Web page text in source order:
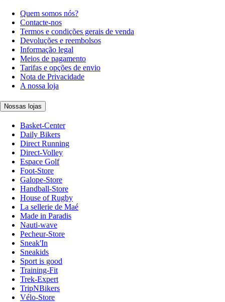
Quem somos nós?
Contacte-nos
Termos e condições gerais de venda
Devoluções e reembolsos
Informação legal
Meios de pagamento
Tarifas e opções de envio
Nota de Privacidade
A nossa loja
Nossas lojas
Basket-Center
Daily Bikers
Direct Running
Direct-Volley
Espace Golf
Foot-Store
Galope-Store
Handball-Store
House of Rugby
La sellerie de Maé
Made in Paradis
Nauti-wave
Pecheur-Store
Sneak'In
Sneakids
Sport is good
Training-Fit
Trek-Expert
TripNBikers
Vélo-Store